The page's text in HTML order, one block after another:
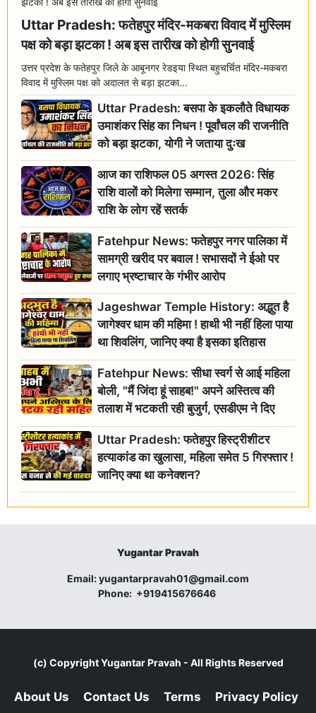
Uttar Pradesh: फतेहपुर मंदिर-मकबरा विवाद में मुस्लिम
पक्ष को बड़ा झटका ! अब इस तारीख को होगी सुनवाई
उत्तर प्रदेश के फतेहपुर जिले के आबूनगर रेडइया स्थित बहुचर्चित मंदिर-मकबरा
विवाद में मुस्लिम पक्ष को अदालत से बड़ा झटका...
Uttar Pradesh: बसपा के इकलौते विधायक
उमाशंकर सिंह का निधन ! पूर्वांचल की राजनीति
को बड़ा झटका, योगी ने जताया दुःख
आज का राशिफल 05 अगस्त 2026: सिंह
राशि वालों को मिलेगा सम्मान, तुला और मकर
राशि के लोग रहें सतर्क
Fatehpur News: फतेहपुर नगर पालिका में
सामग्री खरीद पर बवाल ! सभासदों ने ईओ पर
लगाए भ्रष्टाचार के गंभीर आरोप
Jageshwar Temple History: अद्भुत है
जागेश्वर धाम की महिमा ! हाथी भी नहीं हिला पाया
था शिवलिंग, जानिए क्या है इसका इतिहास
Fatehpur News: सीधा स्वर्ग से आई महिला
बोली, "मैं जिंदा हूं साहब!" अपने अस्तित्व की
तलाश में भटकती रही बुजुर्ग, एसडीएम ने दिए
जांच के आदेश
Uttar Pradesh: फतेहपुर हिस्ट्रीशीटर
हत्याकांड का खुलासा, महिला समेत 5 गिरफ्तार !
जानिए क्या था कनेक्शन?
Yugantar Pravah
Email:yugantarpravah01@gmail.com
Phone: +919415676646
(c) CopyrightYugantar Pravah - All Rights Reserved
About Us Contact Us Terms Privacy Policy